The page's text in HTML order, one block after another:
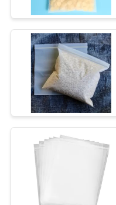
PLAN
SITE
POLITIQUE
DE
tenez la
poly
bulle